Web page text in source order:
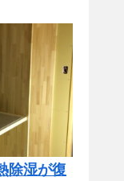
除湿が復